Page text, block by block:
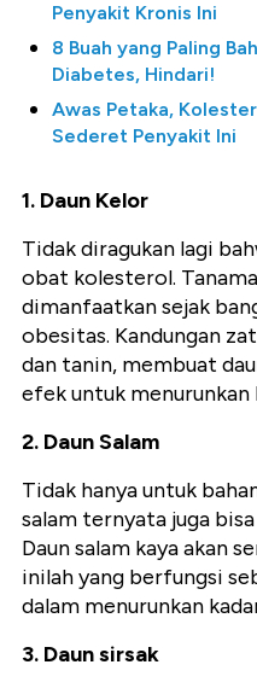
Penyakit Kronis Ini
8 Buah yang Paling
Diabetes, Hindari!
Awas Petaka,
Sederet Penyakit Ini
1. Daun Kelor
Tidak diragukan lagi
obat kolesterol.
dimanfaatkan sejak
obesitas. Kandungan
dan tanin, membuat
efek untuk
2. Daun Salam
Tidak hanya untuk
salam ternyata juga
Daun salam kaya akan
inilah yang berfungsi
dalam menurunkan
3. Daun sirsak